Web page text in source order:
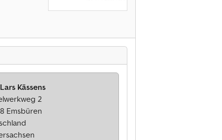
Kässens
2
Emsbüren